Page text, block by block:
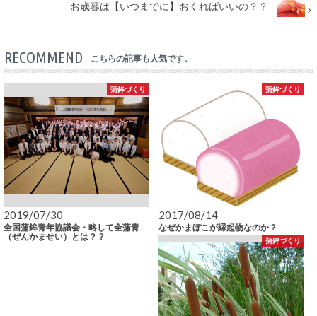
お歳暮は【いつまでに】おくればいいの？？
RECOMMEND こちらの記事も人気です。
蒲鉾づくり
2019/07/30
全国蒲鉾青年協議会・略して全蒲青
（ぜんかませい）とは？？
蒲鉾づくり
2017/08/14
なぜかまぼこが縁起物なのか？
蒲鉾づくり